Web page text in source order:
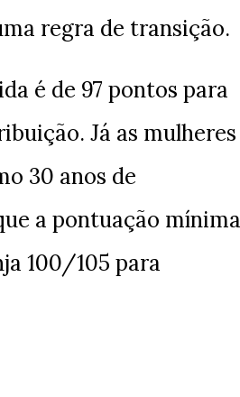
regra de transição.
é de 97 pontos para
Já as mulheres
30 anos de
a pontuação mínima
100/105 para